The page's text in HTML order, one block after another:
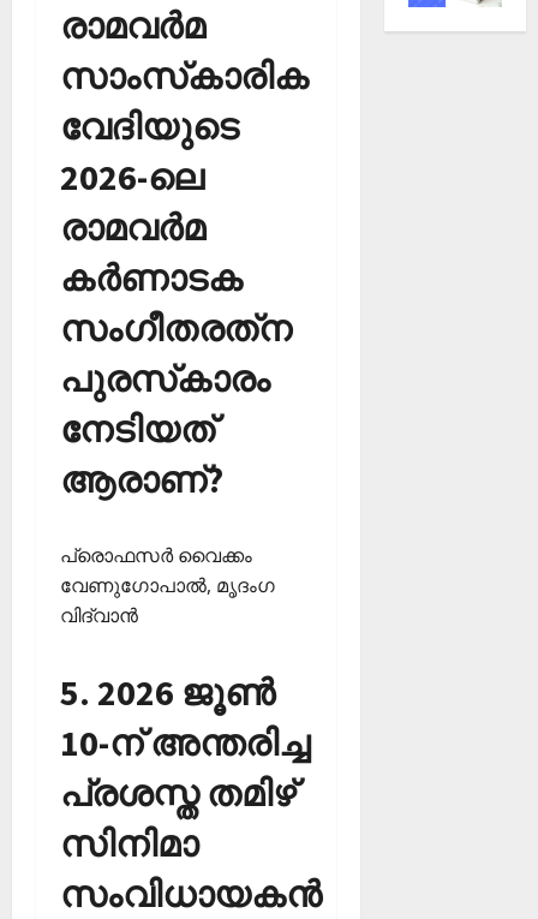
രാമവര്‍മ
സാംസ്‌കാരിക
വേദിയുടെ
2026-ലെ
രാമവര്‍മ
കര്‍ണാടക
സംഗീതരത്‌ന
പുരസ്‌കാരം
നേടിയത്
ആരാണ്?
പ്രൊഫസര്‍ വൈക്കം
വേണുഗോപാല്‍, മൃദംഗ
വിദ്വാന്‍
5. 2026 ജൂണ്‍
10-ന് അന്തരിച്ച
പ്രശസ്ത തമിഴ്
സിനിമാ
സംവിധായകന്‍